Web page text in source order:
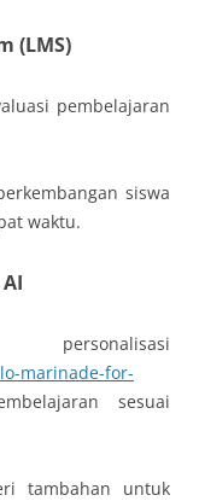
(LMS)
pembelajaran
siswa
waktu.
marinade-for-
sesuai
tambahan untuk